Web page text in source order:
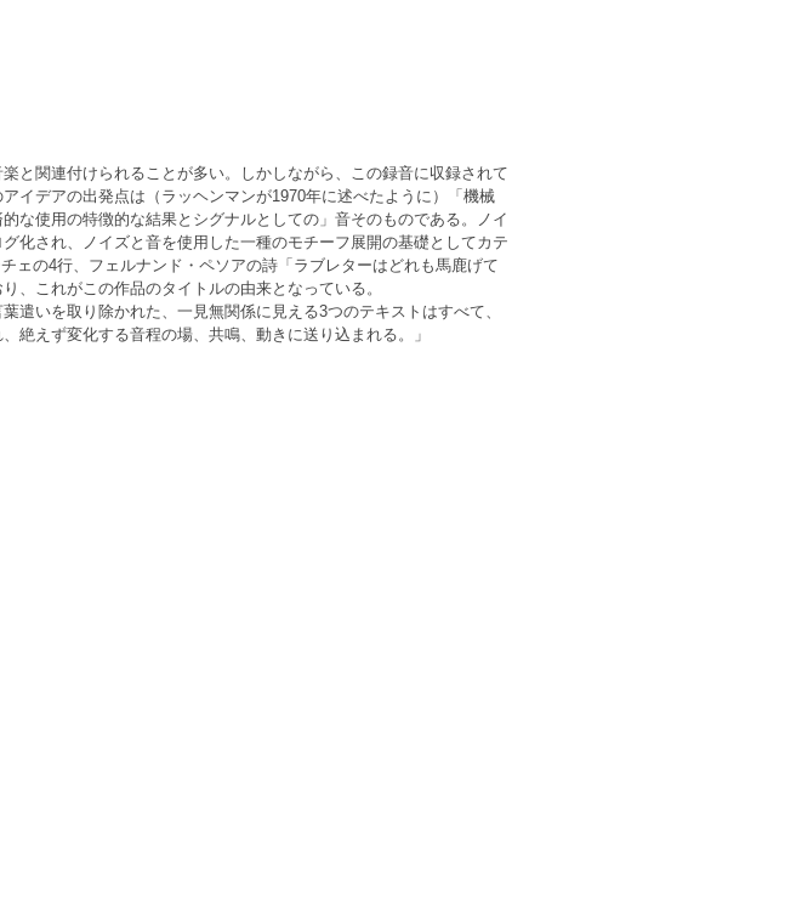
と関連付けられることが多い。しかしながら、この録音に収録されて
イデアの出発点は（ラッヘンマンが1970年に述べたように）「機械
な使用の特徴的な結果とシグナルとしての」音そのものである。ノイ
化され、ノイズと音を使用した一種のモチーフ展開の基礎としてカテ
ェの4行、フェルナンド・ペソアの詩「ラブレターはどれも馬鹿げて
、これがこの作品のタイトルの由来となっている。
遣いを取り除かれた、一見無関係に見える3つのテキストはすべて、
絶えず変化する音程の場、共鳴、動きに送り込まれる。」